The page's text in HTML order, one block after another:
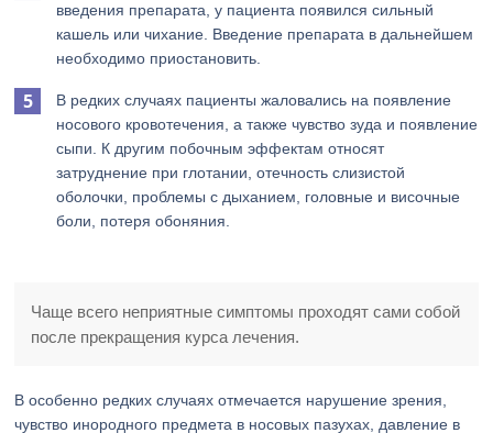
введения препарата, у пациента появился сильный
кашель или чихание. Введение препарата в дальнейшем
необходимо приостановить.
В редких случаях пациенты жаловались на появление
носового кровотечения, а также чувство зуда и появление
сыпи. К другим побочным эффектам относят
затруднение при глотании, отечность слизистой
оболочки, проблемы с дыханием, головные и височные
боли, потеря обоняния.
Чаще всего неприятные симптомы проходят сами собой
после прекращения курса лечения.
В особенно редких случаях отмечается нарушение зрения,
чувство инородного предмета в носовых пазухах, давление в